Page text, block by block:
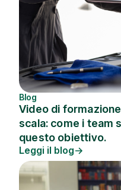
Blog
Video di
scala: come i team
questo obiettivo.
Leggi il blog